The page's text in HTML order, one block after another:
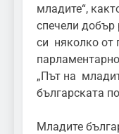
младите“,
спечели добър
си няколко от
„Път на
българската
Младите